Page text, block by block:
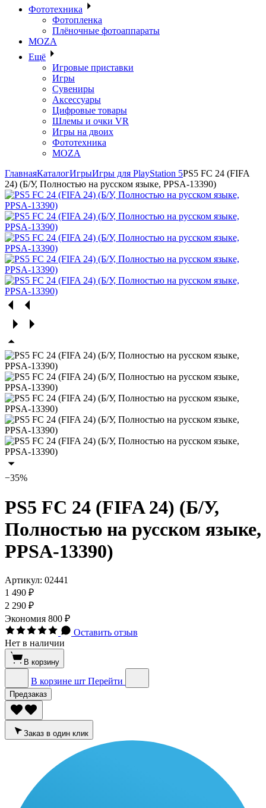
Фототехника
Фотопленка
Плёночные фотоаппараты
MOZA
Ещё
Игровые приставки
Игры
Сувениры
Аксессуары
Цифровые товары
Шлемы и очки VR
Игры на двоих
Фототехника
MOZA
ГлавнаяКаталогИгрыИгры для PlayStation 5PS5 FC 24 (FIFA
24) (Б/У, Полностью на русском языке, PPSA-13390)
−35%
PS5 FC 24 (FIFA 24) (Б/У,
Полностью на русском языке,
PPSA-13390)
Артикул: 02441
1 490 ₽
2 290 ₽
Экономия 800 ₽
Оставить отзыв
Нет в наличии
В корзину
В корзине шт Перейти
Предзаказ
Заказ в один клик